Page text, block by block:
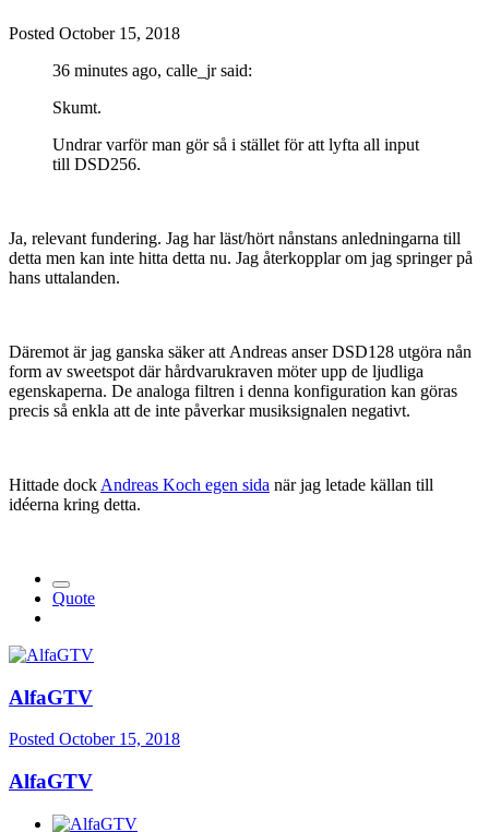
Posted October 15, 2018
36 minutes ago, calle_jr said:
Skumt.
Undrar varför man gör så i stället för att lyfta all input
till DSD256.
Ja, relevant fundering. Jag har läst/hört nånstans anledningarna till
detta men kan inte hitta detta nu. Jag återkopplar om jag springer på
hans uttalanden.
Däremot är jag ganska säker att Andreas anser DSD128 utgöra nån
form av sweetspot där hårdvarukraven möter upp de ljudliga
egenskaperna. De analoga filtren i denna konfiguration kan göras
precis så enkla att de inte påverkar musiksignalen negativt.
Hittade dock Andreas Koch egen sida när jag letade källan till
idéerna kring detta.
Quote
AlfaGTV
Posted October 15, 2018
AlfaGTV